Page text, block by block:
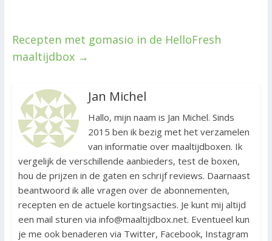
Recepten met gomasio in de HelloFresh
maaltijdbox →
Jan Michel
Hallo, mijn naam is Jan Michel. Sinds
2015 ben ik bezig met het verzamelen
van informatie over maaltijdboxen. Ik
vergelijk de verschillende aanbieders, test de boxen,
hou de prijzen in de gaten en schrijf reviews. Daarnaast
beantwoord ik alle vragen over de abonnementen,
recepten en de actuele kortingsacties. Je kunt mij altijd
een mail sturen via info@maaltijdbox.net. Eventueel kun
je me ook benaderen via Twitter, Facebook, Instagram